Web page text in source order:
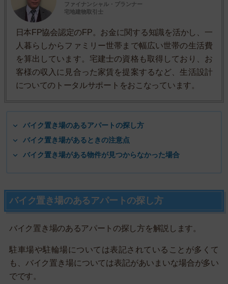
ファイナンシャル・プランナー
宅地建物取引士
日本FP協会認定のFP。お金に関する知識を活かし、一
人暮らしからファミリー世帯まで幅広い世帯の生活費
を算出しています。宅建士の資格も取得しており、お
客様の収入に見合った家賃を提案するなど、生活設計
についてのトータルサポートをおこなっています。
バイク置き場のあるアパートの探し方
バイク置き場があるときの注意点
バイク置き場がある物件が見つからなかった場合
バイク置き場のあるアパートの探し方
バイク置き場のあるアパートの探し方を解説します。
駐車場や駐輪場については表記されていることが多くて
も、バイク置き場については表記があいまいな場合が多い
でです。